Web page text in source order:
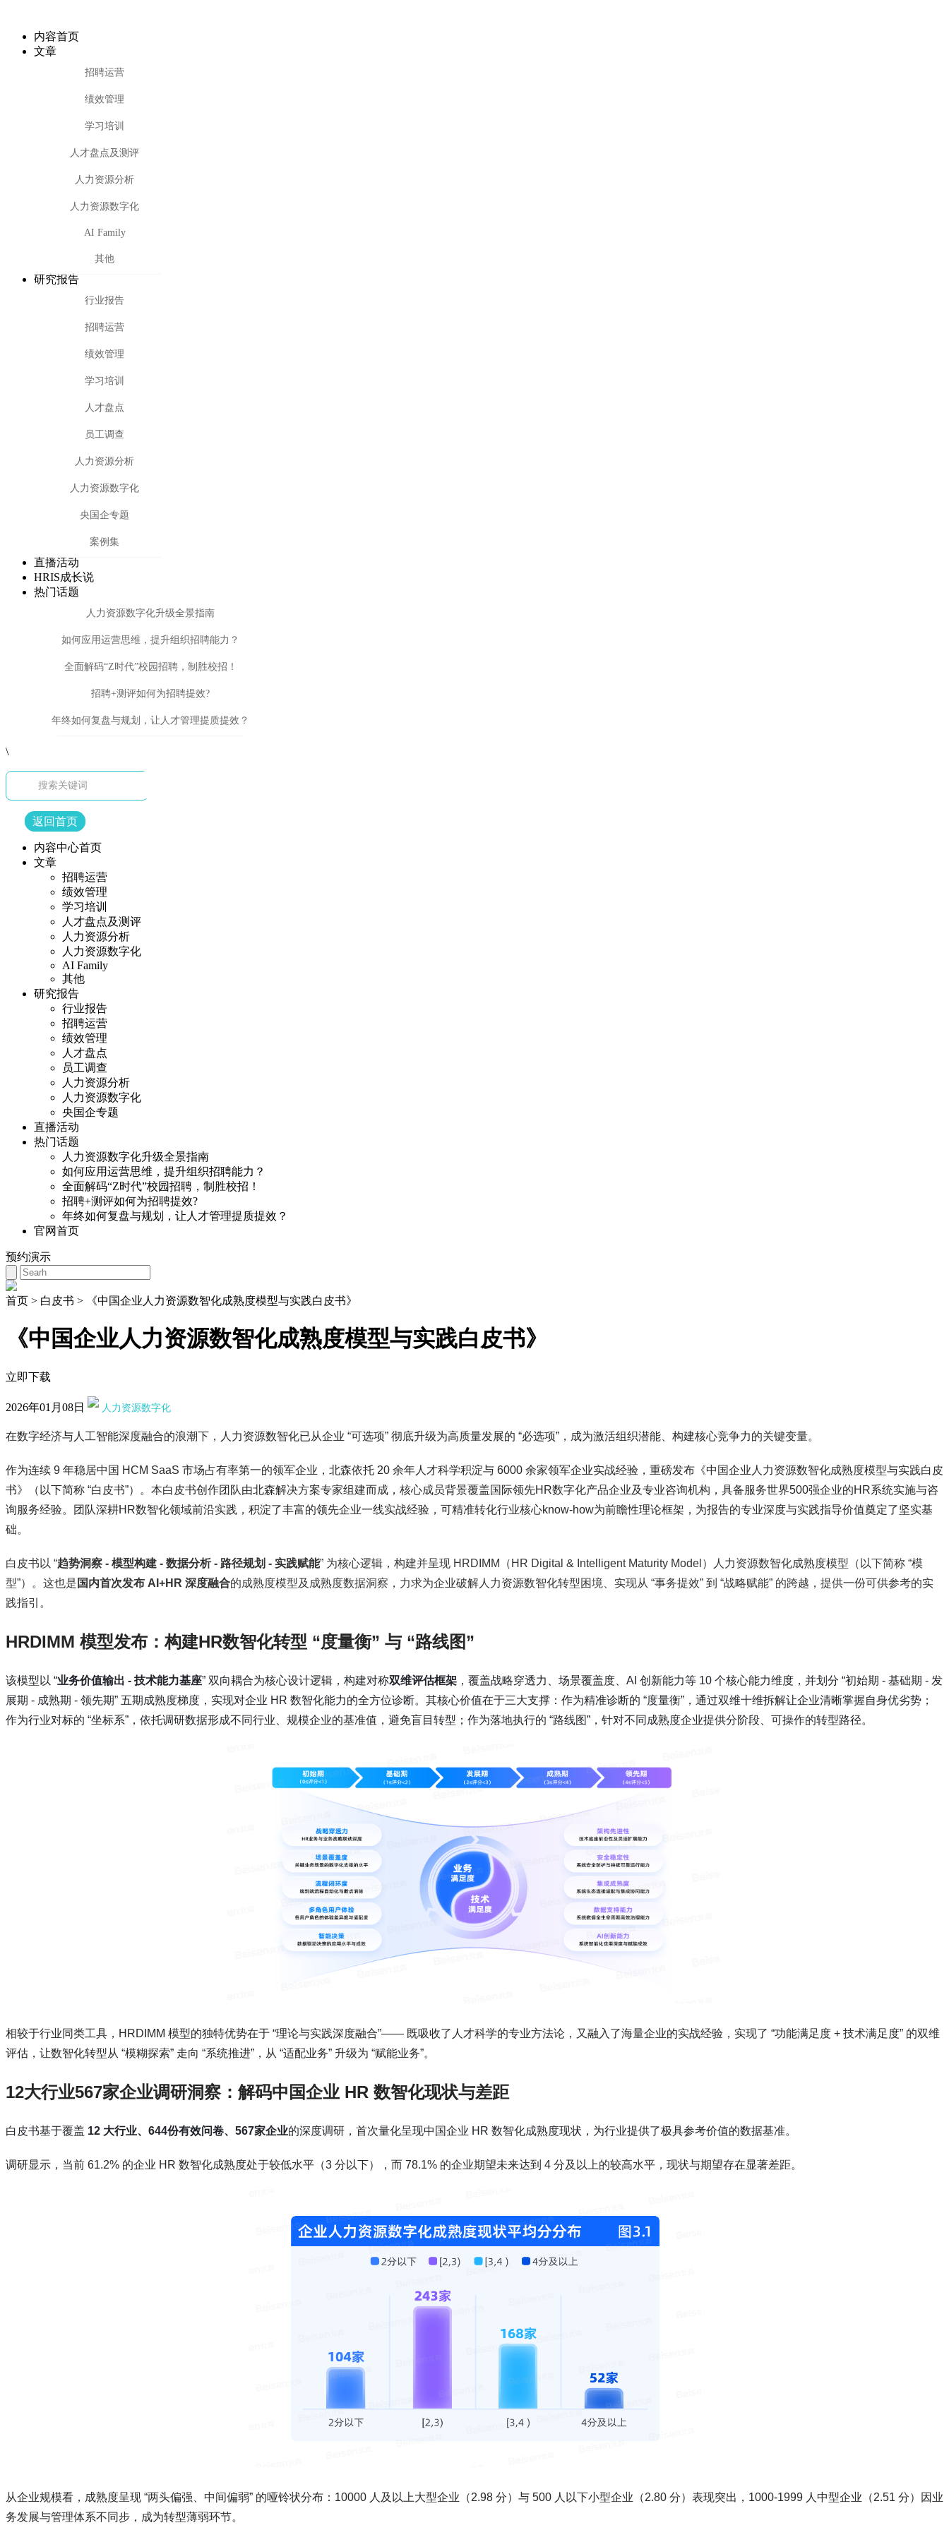
内容首页
文章
招聘运营
绩效管理
学习培训
人才盘点及测评
人力资源分析
人力资源数字化
AI Family
其他
研究报告
行业报告
招聘运营
绩效管理
学习培训
人才盘点
员工调查
人力资源分析
人力资源数字化
央国企专题
案例集
直播活动
HRIS成长说
热门话题
人力资源数字化升级全景指南
如何应用运营思维，提升组织招聘能力？
全面解码“Z时代”校园招聘，制胜校招！
招聘+测评如何为招聘提效?
年终如何复盘与规划，让人才管理提质提效？
\
返回首页
内容中心首页
文章
招聘运营
绩效管理
学习培训
人才盘点及测评
人力资源分析
人力资源数字化
AI Family
其他
研究报告
行业报告
招聘运营
绩效管理
人才盘点
员工调查
人力资源分析
人力资源数字化
央国企专题
直播活动
热门话题
人力资源数字化升级全景指南
如何应用运营思维，提升组织招聘能力？
全面解码“Z时代”校园招聘，制胜校招！
招聘+测评如何为招聘提效?
年终如何复盘与规划，让人才管理提质提效？
官网首页
预约演示
首页 > 白皮书 > 《中国企业人力资源数智化成熟度模型与实践白皮书》
《中国企业人力资源数智化成熟度模型与实践白皮书》
立即下载
2026年01月08日 人力资源数字化
在数字经济与人工智能深度融合的浪潮下，人力资源数智化已从企业 “可选项” 彻底升级为高质量发展的 “必选项”，成为激活组织潜能、构建核心竞争力的关键变量。
作为连续 9 年稳居中国 HCM SaaS 市场占有率第一的领军企业，北森依托 20 余年人才科学积淀与 6000 余家领军企业实战经验，重磅发布《中国企业人力资源数智化成熟度模型与实践白皮
书》（以下简称 “白皮书”）。本白皮书创作团队由北森解决方案专家组建而成，核心成员背景覆盖国际领先HR数字化产品企业及专业咨询机构，具备服务世界500强企业的HR系统实施与咨
询服务经验。团队深耕HR数智化领域前沿实践，积淀了丰富的领先企业一线实战经验，可精准转化行业核心know-how为前瞻性理论框架，为报告的专业深度与实践指导价值奠定了坚实基
础。
白皮书以 “趋势洞察 - 模型构建 - 数据分析 - 路径规划 - 实践赋能” 为核心逻辑，构建并呈现 HRDIMM（HR Digital & Intelligent Maturity Model）人力资源数智化成熟度模型（以下简称 “模
型”）。这也是 国内首次发布 AI+HR 深度融合的成熟度模型及成熟度数据洞察，力求为企业破解人力资源数智化转型困境、实现从 “事务提效” 到 “战略赋能” 的跨越，提供一份可供参考的实
践指引。
HRDIMM 模型发布：构建HR数智化转型 “度量衡” 与 “路线图”
该模型以 “业务价值输出 - 技术能力基座” 双向耦合为核心设计逻辑，构建对称双维评估框架 ，覆盖战略穿透力、场景覆盖度、AI 创新能力等 10 个核心能力维度，并划分 “初始期 - 基础期 - 发
展期 - 成熟期 - 领先期” 五期成熟度梯度，实现对企业 HR 数智化能力的全方位诊断。其核心价值在于三大支撑：作为精准诊断的 “度量衡”，通过双维十维拆解让企业清晰掌握自身优劣势；
作为行业对标的 “坐标系”，依托调研数据形成不同行业、规模企业的基准值，避免盲目转型；作为落地执行的 “路线图”，针对不同成熟度企业提供分阶段、可操作的转型路径。
相较于行业同类工具，HRDIMM 模型的独特优势在于 “理论与实践深度融合”—— 既吸收了人才科学的专业方法论，又融入了海量企业的实战经验，实现了 “功能满足度 + 技术满足度” 的双维
评估，让数智化转型从 “模糊探索” 走向 “系统推进”，从 “适配业务” 升级为 “赋能业务”。
12大行业567家企业调研洞察：解码中国企业 HR 数智化现状与差距
白皮书基于覆盖 12 大行业、644份有效问卷、567家企业的深度调研，首次量化呈现中国企业 HR 数智化成熟度现状，为行业提供了极具参考价值的数据基准。
调研显示，当前 61.2% 的企业 HR 数智化成熟度处于较低水平（3 分以下），而 78.1% 的企业期望未来达到 4 分及以上的较高水平，现状与期望存在显著差距。
从企业规模看，成熟度呈现 “两头偏强、中间偏弱” 的哑铃状分布：10000 人及以上大型企业（2.98 分）与 500 人以下小型企业（2.80 分）表现突出，1000-1999 人中型企业（2.51 分）因业
务发展与管理体系不同步，成为转型薄弱环节。